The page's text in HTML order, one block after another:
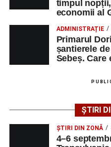
Printre momentele de
simfonic susținut în
Raica”, sub bagheta
muzicieni români de
Și în acest an, pe scenă vor
cariere de succes în țară și
Festivalul include și o
importantă. Publicul va
timpul
economii al
ADMINISTRAȚIE
Primarul
șantierele
Sebeș.
ȘTIRI
ȘTIRI DIN ZONĂ
4–6